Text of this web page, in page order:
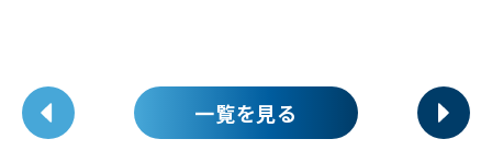
一覧を見る